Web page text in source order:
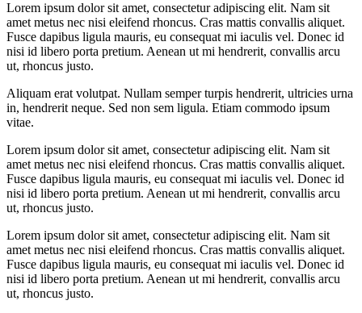
Lorem ipsum dolor sit amet, consectetur adipiscing elit. Nam sit
amet metus nec nisi eleifend rhoncus. Cras mattis convallis aliquet.
Fusce dapibus ligula mauris, eu consequat mi iaculis vel. Donec id
nisi id libero porta pretium. Aenean ut mi hendrerit, convallis arcu
ut, rhoncus justo.
Aliquam erat volutpat. Nullam semper turpis hendrerit, ultricies urna
in, hendrerit neque. Sed non sem ligula. Etiam commodo ipsum
vitae.
Lorem ipsum dolor sit amet, consectetur adipiscing elit. Nam sit
amet metus nec nisi eleifend rhoncus. Cras mattis convallis aliquet.
Fusce dapibus ligula mauris, eu consequat mi iaculis vel. Donec id
nisi id libero porta pretium. Aenean ut mi hendrerit, convallis arcu
ut, rhoncus justo.
Lorem ipsum dolor sit amet, consectetur adipiscing elit. Nam sit
amet metus nec nisi eleifend rhoncus. Cras mattis convallis aliquet.
Fusce dapibus ligula mauris, eu consequat mi iaculis vel. Donec id
nisi id libero porta pretium. Aenean ut mi hendrerit, convallis arcu
ut, rhoncus justo.